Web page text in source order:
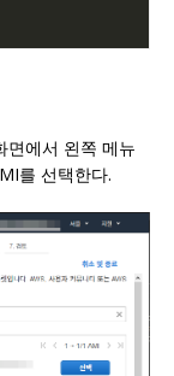
면에서 왼쪽 메뉴
를 선택한다.